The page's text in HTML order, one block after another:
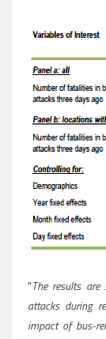
"The results
attacks during
impact of bus-